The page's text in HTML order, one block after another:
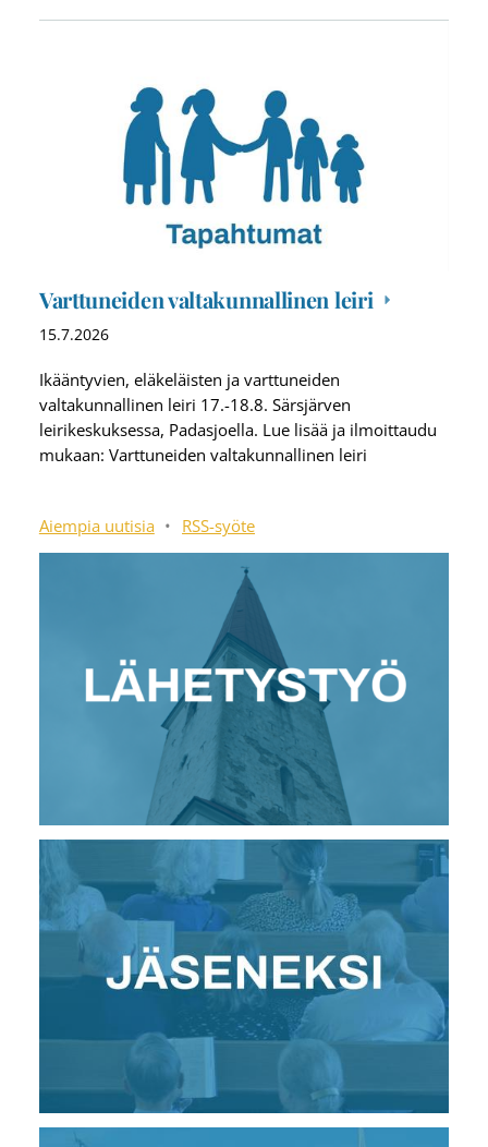
Varttuneiden valtakunnallinen leiri
15.7.2026
Ikääntyvien, eläkeläisten ja varttuneiden
valtakunnallinen leiri 17.-18.8. Särsjärven
leirikeskuksessa, Padasjoella. Lue lisää ja ilmoittaudu
mukaan: Varttuneiden valtakunnallinen leiri
Aiempia uutisia • RSS-syöte